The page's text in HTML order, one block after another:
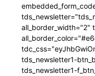
all_border_width="2"
tds_newsletter1-
tds_newsletter1-